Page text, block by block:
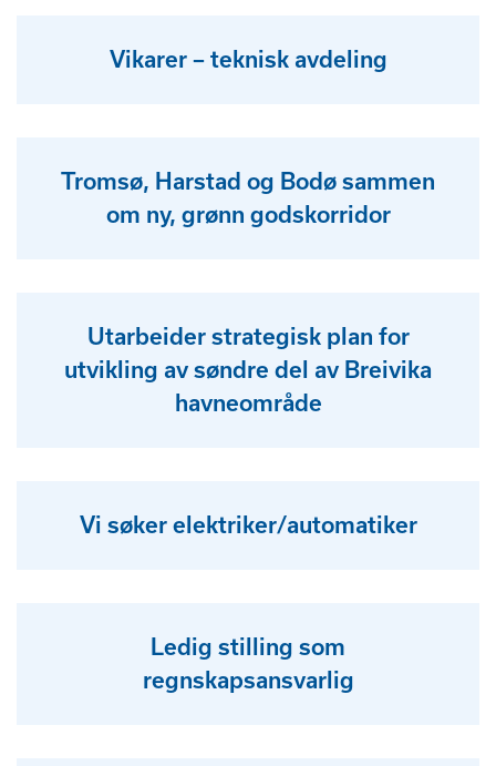
Vikarer – teknisk avdeling
Tromsø, Harstad og Bodø sammen
om ny, grønn godskorridor
Utarbeider strategisk plan for
utvikling av søndre del av Breivika
havneområde
Vi søker elektriker/automatiker
Ledig stilling som
regnskapsansvarlig